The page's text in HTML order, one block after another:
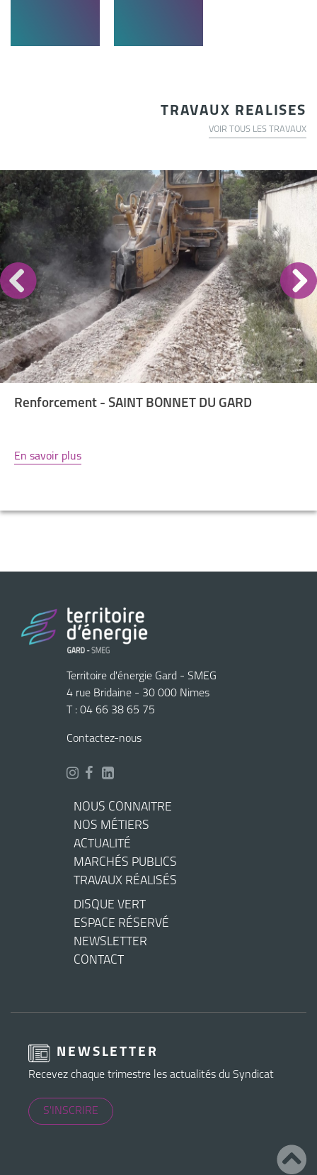
TRAVAUX REALISES
VOIR TOUS LES TRAVAUX
Renforcement - SAINT BONNET DU GARD
En savoir plus
Territoire d'énergie Gard - SMEG
4 rue Bridaine - 30 000 Nimes
T : 04 66 38 65 75
Contactez-nous
NOUS CONNAITRE
NOS MÉTIERS
ACTUALITÉ
MARCHÉS PUBLICS
TRAVAUX RÉALISÉS
DISQUE VERT
ESPACE RÉSERVÉ
NEWSLETTER
CONTACT
NEWSLETTER
Recevez chaque trimestre les actualités du Syndicat
S'INSCRIRE